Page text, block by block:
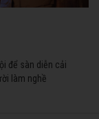
để sàn diễn cải
làm nghề